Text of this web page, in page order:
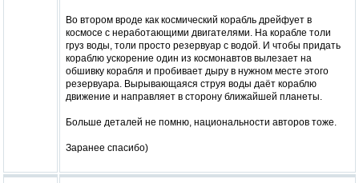
Во втором вроде как космический корабль дрейфует в
космосе с неработающими двигателями. На корабле толи
груз воды, толи просто резервуар с водой. И чтобы придать
кораблю ускорение один из космонавтов вылезает на
обшивку корабля и пробивает дыру в нужном месте этого
резервуара. Вырывающаяся струя воды даёт кораблю
движение и направляет в сторону ближайшей планеты.
Больше деталей не помню, национальности авторов тоже.
Заранее спасибо)